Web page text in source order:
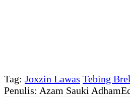
Tag: Joxzin Lawas Tebing
Penulis: Azam Sauki Adham